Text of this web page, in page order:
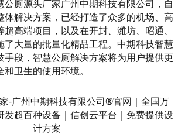
公厕源头厂家广州中期科技有限公司，自
体解决方案，已经打造了众多的机场、高
高端项目，以及在开封、潍坊、昭通、
了大量的批量化精品工程。中期科技智慧
手段，智慧公厕解决方案将为用户提供更
卫生的使用环境。